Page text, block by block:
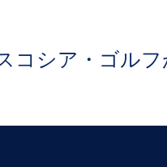
コシア・ゴル